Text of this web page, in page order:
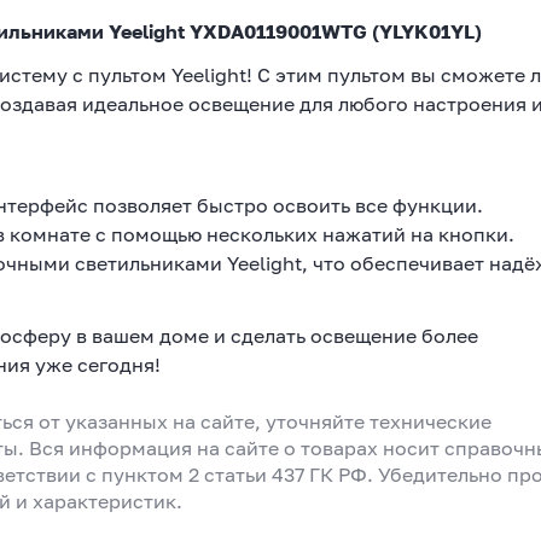
Yeelight YXDA0119001WTG (YLYK01YL)
с пультом Yeelight! С этим пультом вы сможете
идеальное освещение для любого настроения
позволяет быстро освоить все функции.
комнате с помощью нескольких нажатий на кнопки.
светильниками Yeelight, что обеспечивает
в вашем доме и сделать освещение более
уже сегодня!
от указанных на сайте, уточняйте технические
Вся информация на сайте о товарах носит
с пунктом 2 статьи 437 ГК РФ. Убедительно
и характеристик.